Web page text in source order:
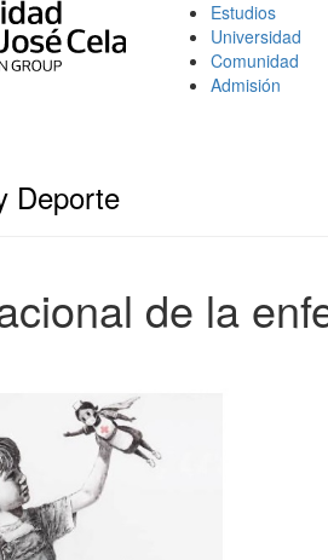
Estudios
Universidad
Comunidad
Admisión
Deporte
de la